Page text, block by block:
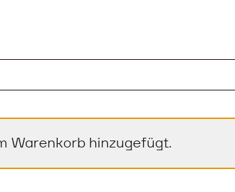
Warenkorb hinzugefügt.